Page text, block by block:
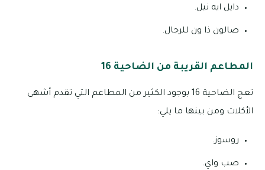
دايل ايه نيل.
صالون ذا ون للرجال.
المطاعم القريبة من الضاحية 16
تعج الضاحية 16 بوجود الكثير من المطاعم التي تقدم أشهى
الأكلات ومن بينها ما يلي:
روسوز.
صب واي.